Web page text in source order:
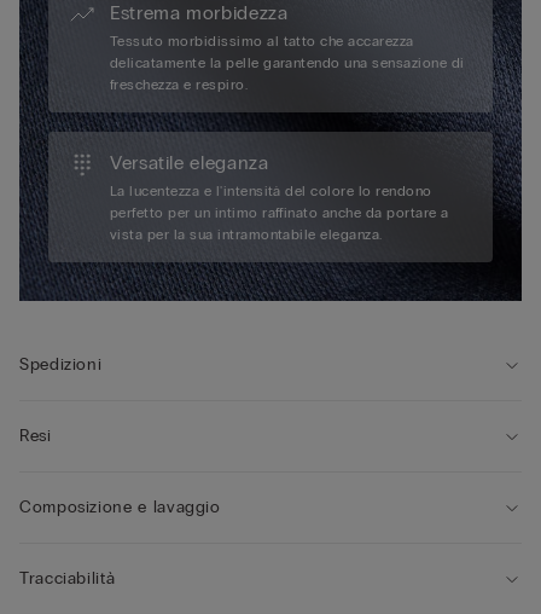
Estrema morbidezza
Tessuto morbidissimo al tatto che accarezza
delicatamente la pelle garantendo una sensazione di
freschezza e respiro.
Versatile eleganza
La lucentezza e l'intensità del colore lo rendono
perfetto per un intimo raffinato anche da portare a
vista per la sua intramontabile eleganza.
Spedizioni
Resi
Composizione e lavaggio
Tracciabilità